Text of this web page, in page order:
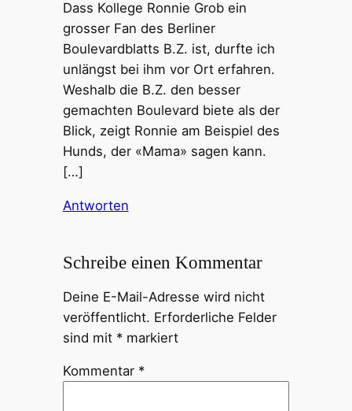
Dass Kollege Ronnie Grob ein
grosser Fan des Berliner
Boulevardblatts B.Z. ist, durfte ich
unlängst bei ihm vor Ort erfahren.
Weshalb die B.Z. den besser
gemachten Boulevard biete als der
Blick, zeigt Ronnie am Beispiel des
Hunds, der «Mama» sagen kann.
[…]
Antworten
Schreibe einen Kommentar
Deine E-Mail-Adresse wird nicht
veröffentlicht. Erforderliche Felder
sind mit *markiert
Kommentar *